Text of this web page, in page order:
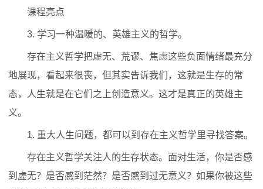
课程亮点
3. 学习一种温暖的、英雄主义的哲学。
存在主义哲学把虚无、荒谬、焦虑这些负面情绪最充分
地展现，看起来很丧，但其实告诉我们，这就是生存的常
态，人生就是在它们之上创造意义。这才是真正的英雄主
义。
1. 重大人生问题，都可以到存在主义哲学里寻找答案。
存在主义哲学关注人的生存状态。面对生活，你是否感
到虚无？是否感到茫然？是否感到过无意义？如果你被这些